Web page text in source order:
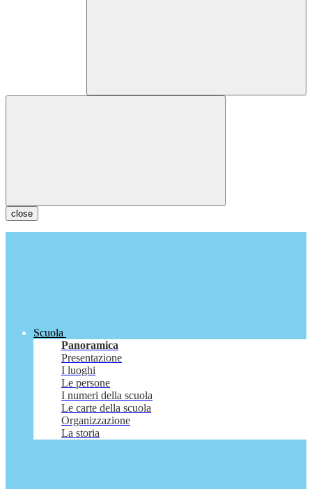
close
Scuola
Panoramica
Presentazione
I luoghi
Le persone
I numeri della scuola
Le carte della scuola
Organizzazione
La storia